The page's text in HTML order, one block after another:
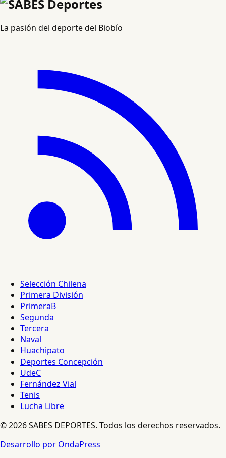
La pasión del deporte del Biobío
Selección Chilena
Primera División
PrimeraB
Segunda
Tercera
Naval
Huachipato
Deportes Concepción
UdeC
Fernández Vial
Tenis
Lucha Libre
© 2026 SABES DEPORTES. Todos los derechos reservados.
Desarrollo por OndaPress